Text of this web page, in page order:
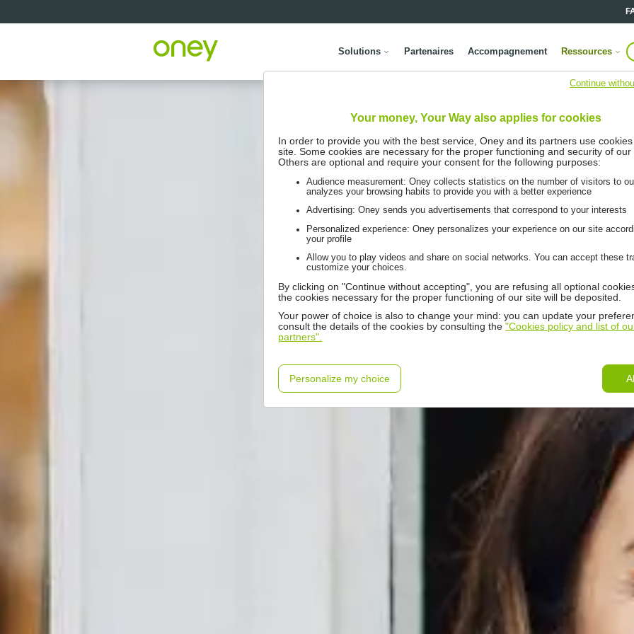
Solutions Partenaires Accompagnement Ressources
Your money, Your Way also applies for cookies
In order to provide you with the best service, Oney and its partners use
site. Some cookies are necessary for the proper functioning and security of our
Others are optional and require your consent for the following purposes:
Audience measurement: Oney collects statistics on the number of visitors to
analyzes your browsing habits to provide you with a better experience
Advertising: Oney sends you advertisements that correspond to your interests
Personalized experience: Oney personalizes your experience on our site
your profile
Allow you to play videos and share on social networks. You can accept these
customize your choices.
By clicking on "Continue without accepting", you are refusing all optional
the cookies necessary for the proper functioning of our site will be deposited.
Your power of choice is also to change your mind: you can update your
consult the details of the cookies by consulting the "Cookies policy and list of
partners".
Personalize my choice
Continue